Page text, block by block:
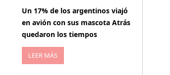
abril 27, 2026
Un 17% de los argentinos viajó
en avión con sus mascota Atrás
quedaron los tiempos
LEER MÁS